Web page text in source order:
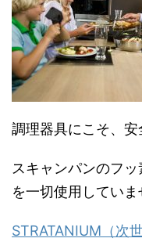
調理器具にこそ、安
スキャンパンのフ
を一切使用していま
STRATANIUM（次